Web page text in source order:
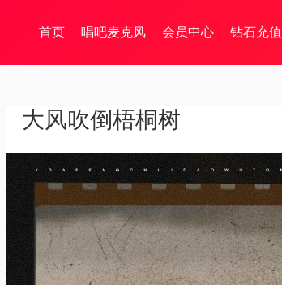
首页 唱吧麦克风 会员中心 钻石充值
大风吹倒梧桐树